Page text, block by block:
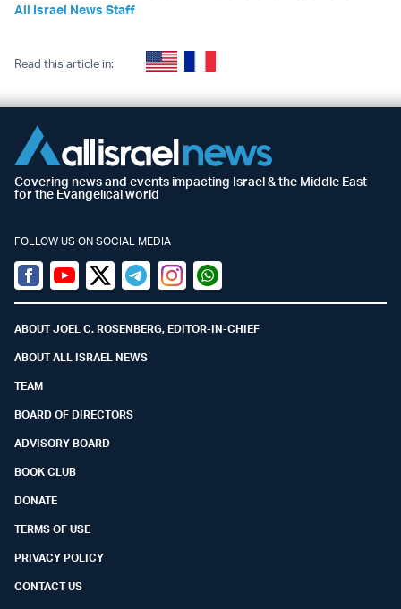
All Israel News Staff
Read this article in:
Covering news and events impacting Israel & the Middle East
for the Evangelical world
FOLLOW US ON SOCIAL MEDIA
Facebook
YoutubeTwitter (X)
TelegramInstagramWhatsapp
ABOUT JOEL C. ROSENBERG, EDITOR-IN-CHIEF
ABOUT ALL ISRAEL NEWS
TEAM
BOARD OF DIRECTORS
ADVISORY BOARD
BOOK CLUB
DONATE
TERMS OF USE
PRIVACY POLICY
CONTACT US